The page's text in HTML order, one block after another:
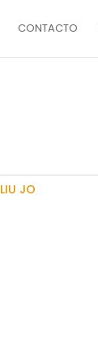
CONTACTO
LIU JO